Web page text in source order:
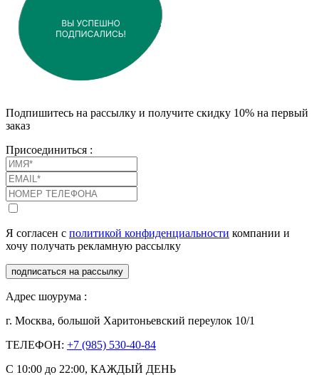
Подпишитесь на рассылку и получите скидку 10% на первый
заказ
Присоединиться :
Я согласен с политикой конфиденциальности компании и
хочу получать рекламную рассылку
подписаться на рассылку
Адрес шоурума :
г. Москва, большой Харитоньевский переулок 10/1
ТЕЛЕФОН: +7 (985) 530-40-84
С 10:00 до 22:00, КАЖДЫЙ ДЕНЬ